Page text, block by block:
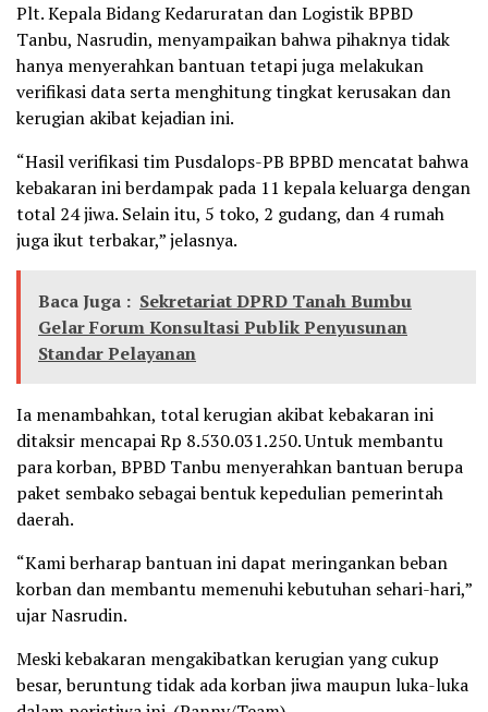
Plt. Kepala Bidang Kedaruratan dan Logistik BPBD
Tanbu, Nasrudin, menyampaikan bahwa pihaknya tidak
hanya menyerahkan bantuan tetapi juga melakukan
verifikasi data serta menghitung tingkat kerusakan dan
kerugian akibat kejadian ini.
“Hasil verifikasi tim Pusdalops-PB BPBD mencatat bahwa
kebakaran ini berdampak pada 11 kepala keluarga dengan
total 24 jiwa. Selain itu, 5 toko, 2 gudang, dan 4 rumah
juga ikut terbakar,” jelasnya.
Baca Juga : Sekretariat DPRD Tanah Bumbu
Gelar Forum Konsultasi Publik Penyusunan
Standar Pelayanan
Ia menambahkan, total kerugian akibat kebakaran ini
ditaksir mencapai Rp 8.530.031.250. Untuk membantu
para korban, BPBD Tanbu menyerahkan bantuan berupa
paket sembako sebagai bentuk kepedulian pemerintah
daerah.
“Kami berharap bantuan ini dapat meringankan beban
korban dan membantu memenuhi kebutuhan sehari-hari,”
ujar Nasrudin.
Meski kebakaran mengakibatkan kerugian yang cukup
besar, beruntung tidak ada korban jiwa maupun luka-luka